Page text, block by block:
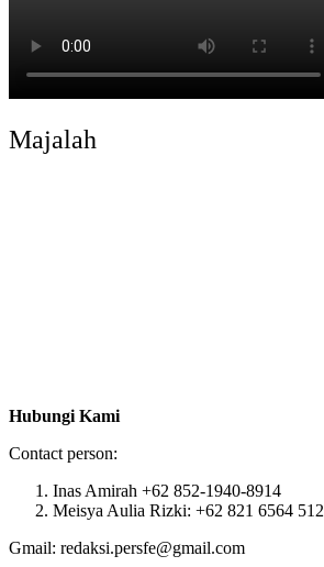
Majalah
Hubungi Kami
Contact person:
Inas Amirah +62 852-1940-8914
Meisya Aulia Rizki: +62 821 6564 512
Gmail: redaksi.persfe@gmail.com